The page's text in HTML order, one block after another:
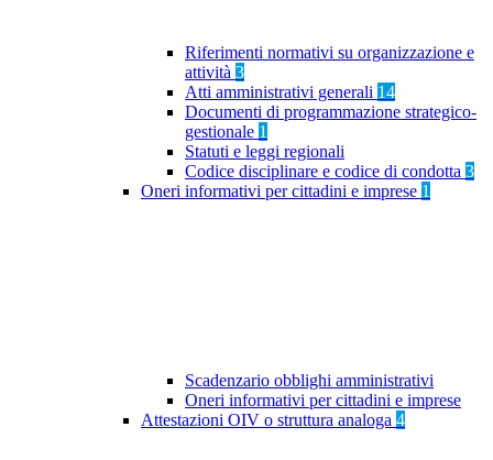
Riferimenti normativi su organizzazione e
attività 3
Atti amministrativi generali 14
Documenti di programmazione strategico-
gestionale 1
Statuti e leggi regionali
Codice disciplinare e codice di condotta 3
Oneri informativi per cittadini e imprese 1
Scadenzario obblighi amministrativi
Oneri informativi per cittadini e imprese
Attestazioni OIV o struttura analoga 4